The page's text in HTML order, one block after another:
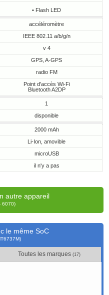
• Flash LED
accéléromètre
IEEE 802.11 a/b/g/n
v 4
GPS, A-GPS
radio FM
Point d'accès Wi-Fi
Bluetooth A2DP
1
disponible
2000 mAh
Li-Ion, amovible
microUSB
il n'y a pas
autre appareil
6070)
le même SoC
Toutes les marques(17)